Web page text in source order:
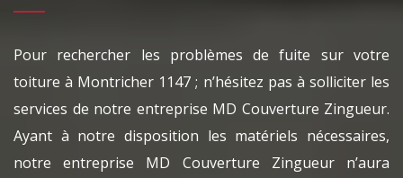
Pour rechercher les problèmes de fuite sur votre
toiture à Montricher 1147 ; n’hésitez pas à solliciter les
services de notre entreprise MD Couverture Zingueur.
Ayant à notre disposition les matériels nécessaires,
notre entreprise MD Couverture Zingueur n’aura